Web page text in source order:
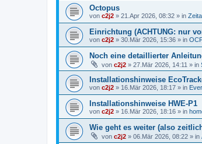
Octopus
von c2j2 » 21.Apr 2026, 08:32 » in
Einrichtung (ACHTUNG: nur
von c2j2 » 30.Mär 2026, 15:36 » in
Noch eine detaillierter
von c2j2 » 27.Mär 2026, 14:11 » in
Installationshinweise
von c2j2 » 16.Mär 2026, 18:17 » in
Installationshinweise HWE-P1
von c2j2 » 16.Mär 2026, 18:16 » in
Wie geht es weiter (also
von c2j2 » 06.Mär 2026, 08:22 » in